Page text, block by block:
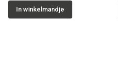
In winkelmandje